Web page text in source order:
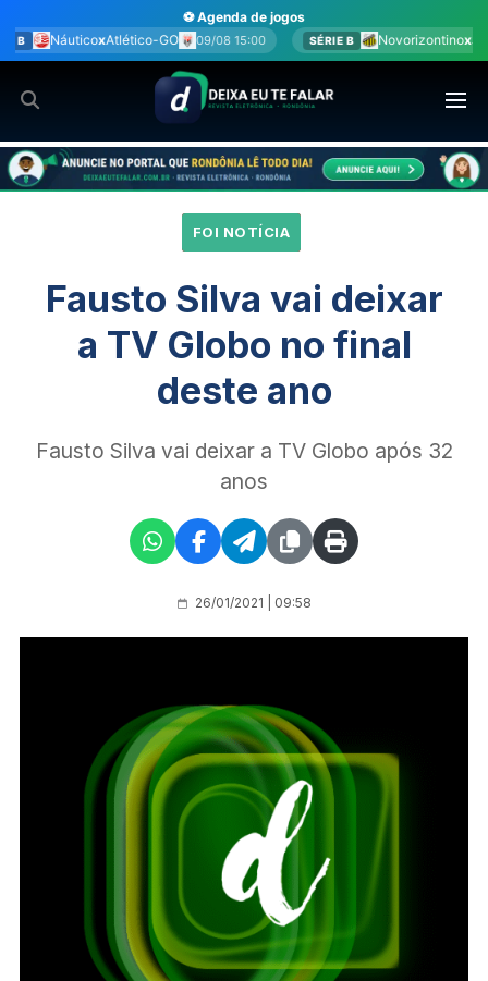
para
o
conteúdo
⚽ Agenda de jogos
09/08 15:00 SÉRIE B Novorizontino Juventude 09/08 15:00
FOI NOTÍCIA
Fausto Silva vai deixar
a TV Globo no final
deste ano
Fausto Silva vai deixar a TV Globo após 32
anos
26/01/2021 | 09:58